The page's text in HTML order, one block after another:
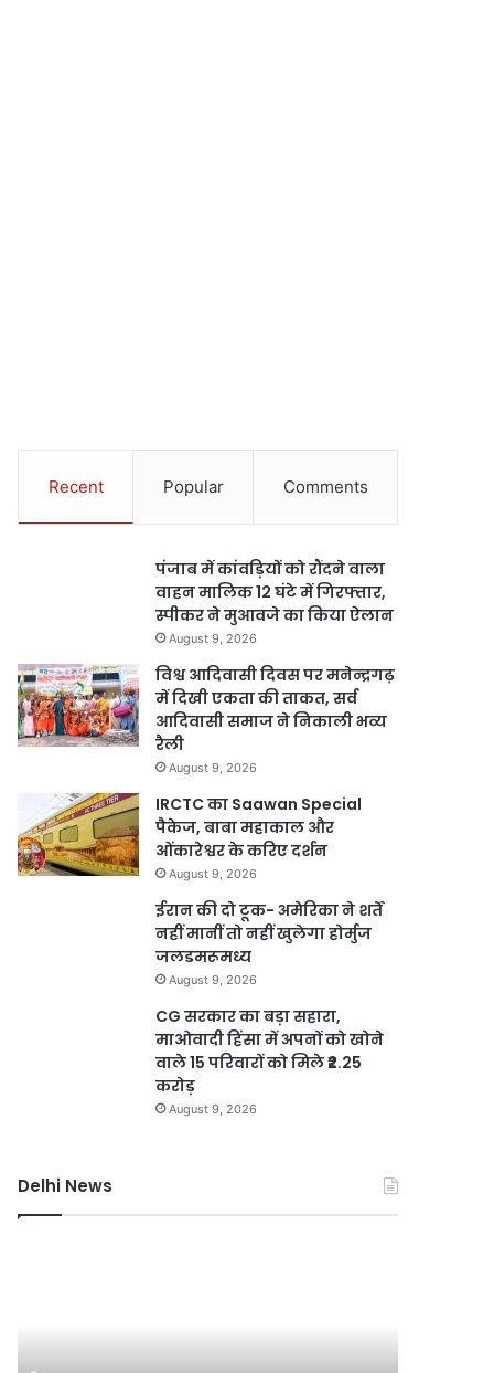
Recent Popular Comments
पंजाब में कांवड़ियों को रौंदने वाला
वाहन मालिक 12 घंटे में गिरफ्तार,
स्पीकर ने मुआवजे का किया ऐलान
August 9, 2026
विश्व आदिवासी दिवस पर मनेन्द्रगढ़
में दिखी एकता की ताकत, सर्व
आदिवासी समाज ने निकाली भव्य
रैली
August 9, 2026
IRCTC का Saawan Special
पैकेज, बाबा महाकाल और
ओंकारेश्वर के करिए दर्शन
August 9, 2026
ईरान की दो टूक- अमेरिका ने शर्तें
नहीं मानीं तो नहीं खुलेगा होर्मुज
जलडमरूमध्य
August 9, 2026
CG सरकार का बड़ा सहारा,
माओवादी हिंसा में अपनों को खोने
वाले 15 परिवारों को मिले ₹2.25
करोड़
August 9, 2026
Delhi News